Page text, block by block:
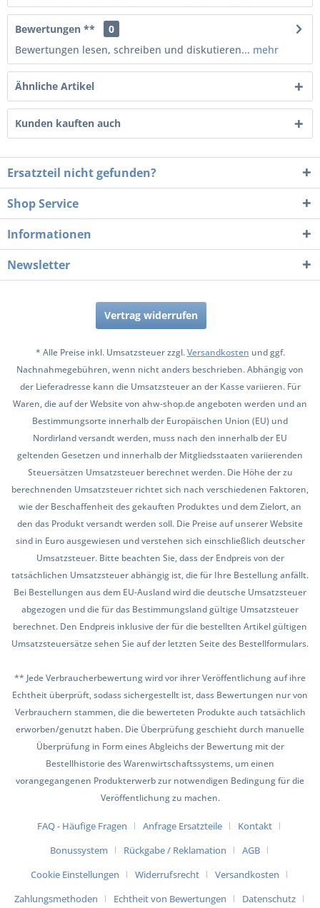
Bewertungen **
0
Bewertungen lesen, schreiben und diskutieren... mehr
Ähnliche Artikel
Kunden kauften auch
Ersatzteil nicht gefunden?
Shop Service
Informationen
Newsletter
Vertrag widerrufen
* Alle Preise inkl. Umsatzsteuer zzgl.Versandkosten und ggf.
Nachnahmegebühren, wenn nicht anders beschrieben. Abhängig von
der Lieferadresse kann die Umsatzsteuer an der Kasse variieren. Für
Waren, die auf der Website von ahw-shop.de angeboten werden und an
Bestimmungsorte innerhalb der Europäischen Union (EU) und
Nordirland versandt werden, muss nach den innerhalb der EU
geltenden Gesetzen und innerhalb der Mitgliedsstaaten variierenden
Steuersätzen Umsatzsteuer berechnet werden. Die Höhe der zu
berechnenden Umsatzsteuer richtet sich nach verschiedenen Faktoren,
wie der Beschaffenheit des gekauften Produktes und dem Zielort, an
den das Produkt versandt werden soll. Die Preise auf unserer Website
sind in Euro ausgewiesen und verstehen sich einschließlich deutscher
Umsatzsteuer. Bitte beachten Sie, dass der Endpreis von der
tatsächlichen Umsatzsteuer abhängig ist, die für Ihre Bestellung anfällt.
Bei Bestellungen aus dem EU-Ausland wird die deutsche Umsatzsteuer
abgezogen und die für das Bestimmungsland gültige Umsatzsteuer
berechnet. Den Endpreis inklusive der für die bestellten Artikel gültigen
Umsatzsteuersätze sehen Sie auf der letzten Seite des Bestellformulars.
** Jede Verbraucherbewertung wird vor ihrer Veröffentlichung auf ihre
Echtheit überprüft, sodass sichergestellt ist, dass Bewertungen nur von
Verbrauchern stammen, die die bewerteten Produkte auch tatsächlich
erworben/genutzt haben. Die Überprüfung geschieht durch manuelle
Überprüfung in Form eines Abgleichs der Bewertung mit der
Bestellhistorie des Warenwirtschaftssystems, um einen
vorangegangenen Produkterwerb zur notwendigen Bedingung für die
Veröffentlichung zu machen.
FAQ - Häufige Fragen Anfrage Ersatzteile
Kontakt
Bonussystem
Rückgabe / Reklamation
AGB
Cookie Einstellungen
Widerrufsrecht
Versandkosten
Zahlungsmethoden
Echtheit von Bewertungen Datenschutz